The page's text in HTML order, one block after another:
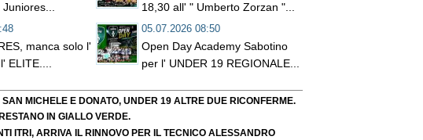
18,30 all' " Umberto Zorzan "...
manca solo l'
ELITE....
05.07.2026 08:50
Open Day Academy Sabotino
per l' UNDER 19 REGIONALE...
SAN MICHELE E DONATO, UNDER 19 ALTRE DUE RICONFERME.
IN GIALLO VERDE.
ITRI, ARRIVA IL RINNOVO PER IL TECNICO ALESSANDRO